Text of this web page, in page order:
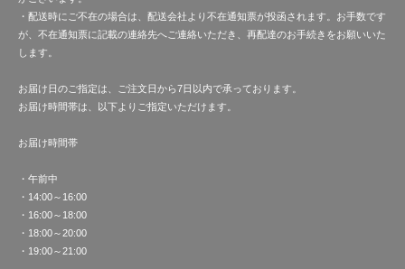
・配送時にご不在の場合は、配送会社より不在通知票が投函されます。お手数です
が、不在通知票に記載の連絡先へご連絡いただき、再配達のお手続きをお願いいた
します。
お届け日のご指定は、ご注文日から7日以内で承っております。
お届け時間帯は、以下よりご指定いただけます。
お届け時間帯
・午前中
・14:00～16:00
・16:00～18:00
・18:00～20:00
・19:00～21:00